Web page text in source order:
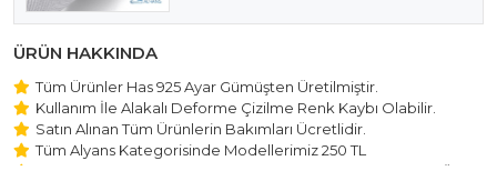
ÜRÜN HAKKINDA
Tüm Ürünler Has 925 Ayar Gümüşten Üretilmiştir.
Kullanım İle Alakalı Deforme Çizilme Renk Kaybı Olabilir.
Satın Alınan Tüm Ürünlerin Bakımları Ücretlidir.
Tüm Alyans Kategorisinde Modellerimiz 250 TL
Beştaş Tektaş Kolye ve Bileklik Modellerimiz 150 TL Sabit Ücret